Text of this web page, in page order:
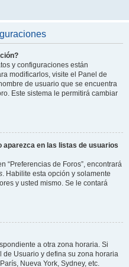
y configuraciones están
modificarlos, visite el Panel de
de usuario que se encuentra
Este sistema le permitirá cambiar
aparezca en las listas de usuarios
“Preferencias de Foros”, encontrará
. Habilite esta opción y solamente
y usted mismo. Se le contará
a otra zona horaria. Si
de Usuario y defina su zona horaria
Nueva York, Sydney, etc.